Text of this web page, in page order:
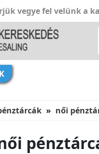
vegye fel velünk a
női